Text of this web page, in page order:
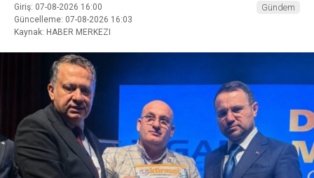
Giriş: 07-08-2026 16:00
Güncelleme: 07-08-2026 16:03
Kaynak: HABER MERKEZI
Gündem